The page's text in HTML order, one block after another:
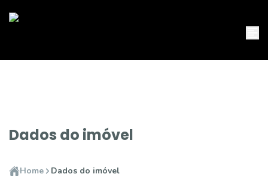
Dados do imóvel
Home Dados do imóvel